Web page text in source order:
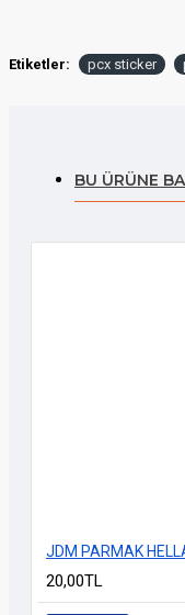
Etiketler: pcx sticker
BU ÜRÜNE
20,00TL